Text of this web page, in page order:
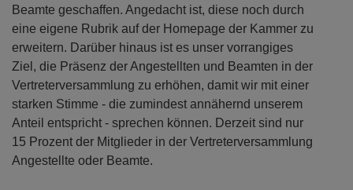
Beamte geschaffen. Angedacht ist, diese noch durch
eine eigene Rubrik auf der Homepage der Kammer zu
erweitern. Darüber hinaus ist es unser vorrangiges
Ziel, die Präsenz der Angestellten und Beamten in der
Vertreterversammlung zu erhöhen, damit wir mit einer
starken Stimme - die zumindest annähernd unserem
Anteil entspricht - sprechen können. Derzeit sind nur
15 Prozent der Mitglieder in der Vertreterversammlung
Angestellte oder Beamte.